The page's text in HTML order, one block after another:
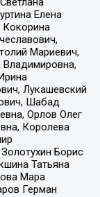
Елена
Мариевич,
Лукашевский
Шабад
Орлов Олег
Королева
Борис
Татьяна
Мара
Герман